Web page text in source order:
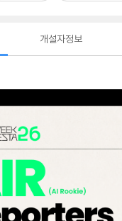
개설자정보